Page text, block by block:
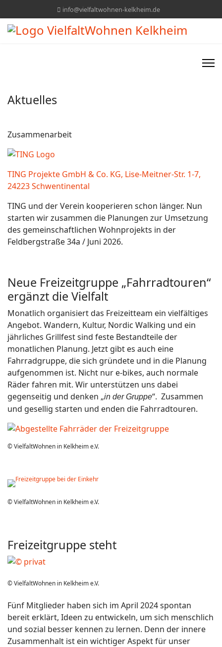
info@vielfaltwohnen-kelkheim.de
Aktuelles
Zusammenarbeit
TING Projekte GmbH & Co. KG, Lise-Meitner-Str. 1-7,
24223 Schwentinental
TING und der Verein kooperieren schon länger. Nun
starten wir zusammen die Planungen zur Umsetzung
des gemeinschaftlichen Wohnprojekts in der
Feldbergstraße 34a / Juni 2026.
Neue Freizeitgruppe „Fahrradtouren“
ergänzt die Vielfalt
Monatlich organisiert das Freizeitteam ein vielfältiges
Angebot. Wandern, Kultur, Nordic Walking und ein
jährliches Grillfest sind feste Bestandteile der
monatlichen Planung. Jetzt gibt es auch eine
Fahrradgruppe, die sich gründete und in die Planung
aufgenommen ist. Nicht nur e-bikes, auch normale
Räder fahren mit. Wir unterstützen uns dabei
gegenseitig und denken „in der Gruppe“. Zusammen
und gesellig starten und enden die Fahrradtouren.
© VielfaltWohnen in Kelkheim e.V.
© VielfaltWohnen in Kelkheim e.V.
Freizeitgruppe steht
© VielfaltWohnen in Kelkheim e.V.
Fünf Mitglieder haben sich im April 2024 spontan
bereit erklärt, Ideen zu entwickeln, um sich menschlich
und sozial besser kennen zu lernen. Denn der innere
Zusammenhalt ist ein wichtiger Aspekt für unser